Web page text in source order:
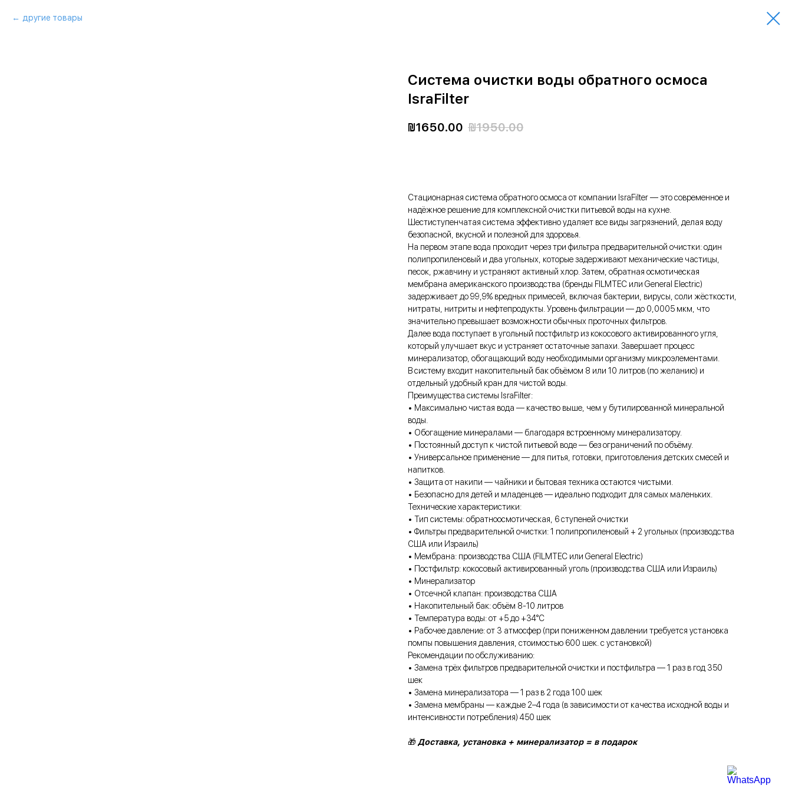
другие товары
Cистема очистки воды обратного осмоса
IsraFilter
₪1650.00 ₪1950.00
Стационарная система обратного осмоса от компании IsraFilter — это современное и
надёжное решение для комплексной очистки питьевой воды на кухне.
Шестиступенчатая система эффективно удаляет все виды загрязнений, делая воду
безопасной, вкусной и полезной для здоровья.
На первом этапе вода проходит через три фильтра предварительной очистки: один
полипропиленовый и два угольных, которые задерживают механические частицы,
песок, ржавчину и устраняют активный хлор. Затем, обратная осмотическая
мембрана американского производства (бренды FILMTEC или General Electric)
задерживает до 99,9% вредных примесей, включая бактерии, вирусы, соли жёсткости,
нитраты, нитриты и нефтепродукты. Уровень фильтрации — до 0,0005 мкм, что
значительно превышает возможности обычных проточных фильтров.
Далее вода поступает в угольный постфильтр из кокосового активированного угля,
который улучшает вкус и устраняет остаточные запахи. Завершает процесс
минерализатор, обогащающий воду необходимыми организму микроэлементами.
В систему входит накопительный бак объёмом 8 или 10 литров (по желанию) и
отдельный удобный кран для чистой воды.
Преимущества системы IsraFilter:
• Максимально чистая вода — качество выше, чем у бутилированной минеральной
воды.
• Обогащение минералами — благодаря встроенному минерализатору.
• Постоянный доступ к чистой питьевой воде — без ограничений по объёму.
• Универсальное применение — для питья, готовки, приготовления детских смесей и
напитков.
• Защита от накипи — чайники и бытовая техника остаются чистыми.
• Безопасно для детей и младенцев — идеально подходит для самых маленьких.
Технические характеристики:
• Тип системы: обратноосмотическая, 6 ступеней очистки
• Фильтры предварительной очистки: 1 полипропиленовый + 2 угольных (производства
США или Израиль)
• Мембрана: производства США (FILMTEC или General Electric)
• Постфильтр: кокосовый активированный уголь (производства США или Израиль)
• Минерализатор
• Отсечной клапан: производства США
• Накопительный бак: объём 8-10 литров
• Температура воды: от +5 до +34°С
• Рабочее давление: от 3 атмосфер (при пониженном давлении требуется установка
помпы повышения давления, стоимостью 600 шек. с установкой)
Рекомендации по обслуживанию:
• Замена трёх фильтров предварительной очистки и постфильтра — 1 раз в год 350
шек
• Замена минерализатора — 1 раз в 2 года 100 шек
• Замена мембраны — каждые 2–4 года (в зависимости от качества исходной воды и
интенсивности потребления) 450 шек
🎁Доставка, установка + минерализатор = в подарок